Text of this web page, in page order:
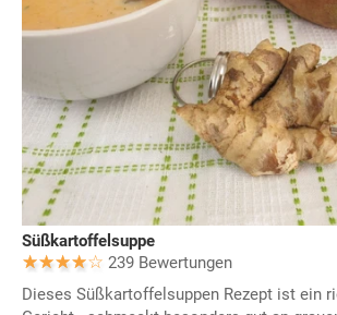
Süßkartoffelsuppe
239 Bewertungen
Dieses Süßkartoffelsuppen Rezept ist ein